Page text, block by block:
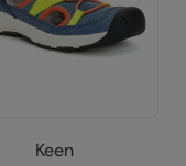
Keen